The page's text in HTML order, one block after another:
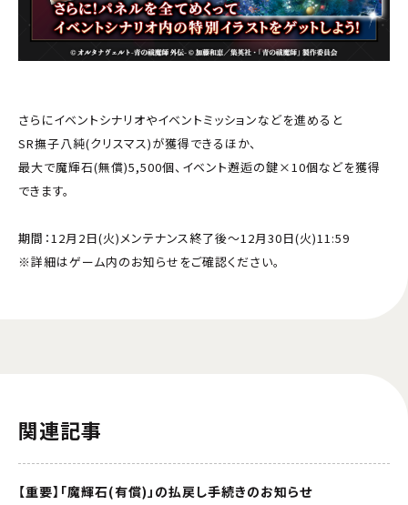
さらにイベントシナリオやイベントミッションなどを進めると
SR撫子八純(クリスマス)が獲得できるほか、
最大で魔輝石(無償)5,500個、イベント邂逅の鍵×10個などを獲得
できます。
期間：12月2日(火)メンテナンス終了後～12月30日(火)11:59
※詳細はゲーム内のお知らせをご確認ください。
関連記事
【重要】「魔輝石(有償)」の払戻し手続きのお知らせ